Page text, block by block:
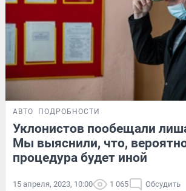
АВТО ПОДРОБНОСТИ
Уклонистов пообещали
Мы выяснили, что,
процедура будет иной
15 апреля, 2023, 10:00 1 065 Обсудить